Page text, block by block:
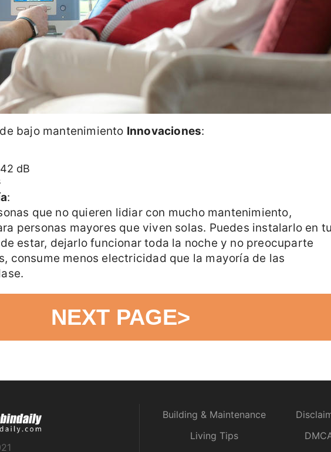
bajo mantenimiento Innovaciones:
dB
:
que no quieren lidiar con mucho mantenimiento,
personas mayores que viven solas. Puedes instalarlo en tu
estar, dejarlo funcionar toda la noche y no preocuparte
consume menos electricidad que la mayoría de las
NEXT PAGE>
Building & Maintenance
Living Tips